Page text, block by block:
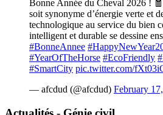
Bonne Année du Cheval 2026 !
soit synonyme d’énergie verte et
technologique au service du bien
intelligent et durable se
#BonneAnnee
#YearOfTheHorse #EcoFriendly
#SmartCity pic.twitter.com/
— afcdud (@afcdud) February